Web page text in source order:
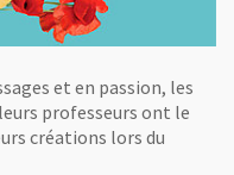
et en passion, les
professeurs ont le
créations lors du